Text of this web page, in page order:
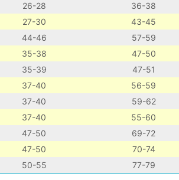
26-28 36-38
27-30
43-45
44-46
57-59
35-38
47-50
35-39
47-51
37-40
56-59
37-40
59-62
37-40
55-60
47-50
69-72
47-50
70-74
50-55
77-79